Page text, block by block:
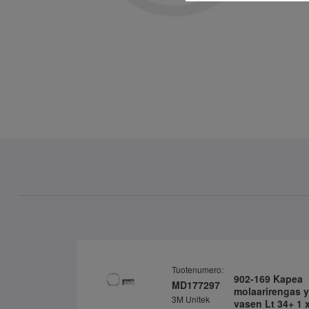
Tuotenumero:
MD177297
3M Unitek
902-169 Kapea
molaarirengas
vasen Lt 34+ 1